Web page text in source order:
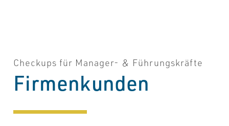
Checkups für Manager- & Führungskräfte
Firmenkunden